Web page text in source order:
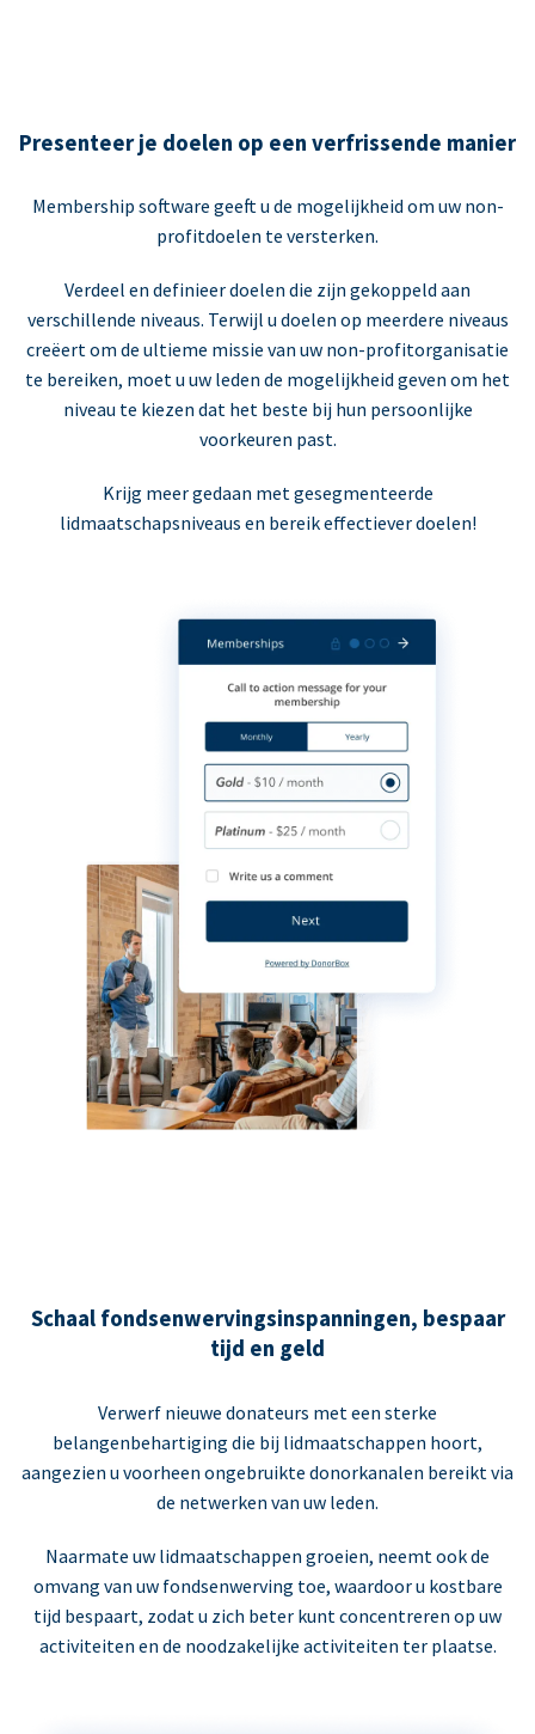
Presenteer je doelen op een verfrissende manier
Membership software geeft u de mogelijkheid om uw non-
profitdoelen te versterken.
Verdeel en definieer doelen die zijn gekoppeld aan
verschillende niveaus. Terwijl u doelen op meerdere niveaus
creëert om de ultieme missie van uw non-profitorganisatie
te bereiken, moet u uw leden de mogelijkheid geven om het
niveau te kiezen dat het beste bij hun persoonlijke
voorkeuren past.
Krijg meer gedaan met gesegmenteerde
lidmaatschapsniveaus en bereik effectiever doelen!
Schaal fondsenwervingsinspanningen, bespaar
tijd en geld
Verwerf nieuwe donateurs met een sterke
belangenbehartiging die bij lidmaatschappen hoort,
aangezien u voorheen ongebruikte donorkanalen bereikt via
de netwerken van uw leden.
Naarmate uw lidmaatschappen groeien, neemt ook de
omvang van uw fondsenwerving toe, waardoor u kostbare
tijd bespaart, zodat u zich beter kunt concentreren op uw
activiteiten en de noodzakelijke activiteiten ter plaatse.